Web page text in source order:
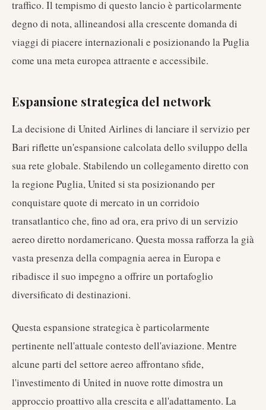
traffico. Il tempismo di questo lancio è particolarmente
degno di nota, allineandosi alla crescente domanda di
viaggi di piacere internazionali e posizionando la Puglia
come una meta europea attraente e accessibile.
Espansione strategica del network
La decisione di United Airlines di lanciare il servizio per
Bari riflette un'espansione calcolata dello sviluppo della
sua rete globale. Stabilendo un collegamento diretto con
la regione Puglia, United si sta posizionando per
conquistare quote di mercato in un corridoio
transatlantico che, fino ad ora, era privo di un servizio
aereo diretto nordamericano. Questa mossa rafforza la già
vasta presenza della compagnia aerea in Europa e
ribadisce il suo impegno a offrire un portafoglio
diversificato di destinazioni.
Questa espansione strategica è particolarmente
pertinente nell'attuale contesto dell'aviazione. Mentre
alcune parti del settore aereo affrontano sfide,
l'investimento di United in nuove rotte dimostra un
approccio proattivo alla crescita e all'adattamento. La